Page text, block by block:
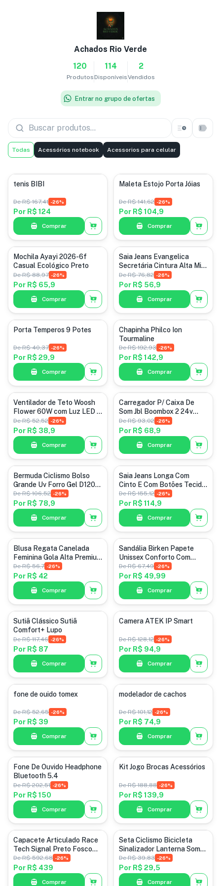
Achados Rio Verde
120
Produtos
114
Disponíveis
2
Vendidos
Entrar no grupo de ofertas
Todas Acessórios notebook Acessorios para celular
tenis BIBI
DeR$ 167,41 -26%
Por R$ 124
Comprar
Maleta Estojo Porta Jóias
DeR$ 141,62 -26%
Por R$ 104,9
Comprar
Mochila Ayayi 2026-6f
Casual Ecológico Preto
DeR$ 88,97 -26%
Por R$ 65,9
Comprar
Saia Jeans Evangelica
Secretária Cintura Alta Midi
Feminina
DeR$ 76,82 -26%
Por R$ 56,9
Comprar
Porta Temperos 9 Potes
DeR$ 40,37 -26%
Por R$ 29,9
Comprar
Chapinha Philco Ion
Tourmaline
DeR$ 192,93 -26%
Por R$ 142,9
Comprar
Ventilador de Teto Woosh
Flower 60W com Luz LED e
Controle Remoto
DeR$ 52,52 -26%
Por R$ 38,9
Comprar
Carregador P/ Caixa De
Som Jbl Boombox 2 24v
4.2a
DeR$ 93,02 -26%
Por R$ 68,9
Comprar
Bermuda Ciclismo Bolso
Grande Uv Forro Gel D120
Profissional
DeR$ 106,52 -26%
Por R$ 78,9
Comprar
Saia Jeans Longa Com
Cinto E Com Botões Tecido
Leve Fashion
DeR$ 155,12 -26%
Por R$ 114,9
Comprar
Blusa Regata Canelada
Feminina Gola Alta Premiun
Elegante
DeR$ 56,7 -26%
Por R$ 42
Comprar
Sandália Birken Papete
Unissex Conforto Com
Dupla Fivela
DeR$ 67,49 -26%
Por R$ 49,99
Comprar
Sutiã Clássico Sutiã
Comfort+ Lupo
DeR$ 117,46 -26%
Por R$ 87
Comprar
Camera ATEK IP Smart
DeR$ 128,12 -26%
Por R$ 94,9
Comprar
fone de ouido tomex
DeR$ 52,65 -26%
Por R$ 39
Comprar
modelador de cachos
DeR$ 101,12 -26%
Por R$ 74,9
Comprar
Fone De Ouvido Headphone
Bluetooth 5.4
DeR$ 202,51 -26%
Por R$ 150
Comprar
Kit Jogo Brocas Acessórios
DeR$ 188,88 -26%
Por R$ 139,9
Comprar
Capacete Articulado Race
Tech Signal Preto Fosco
Robo
DeR$ 592,68 -26%
Por R$ 439
Comprar
Seta Ciclismo Bicicleta
Sinalizador Lanterna Som
C/ Controle
DeR$ 39,83 -26%
Por R$ 29,5
Comprar